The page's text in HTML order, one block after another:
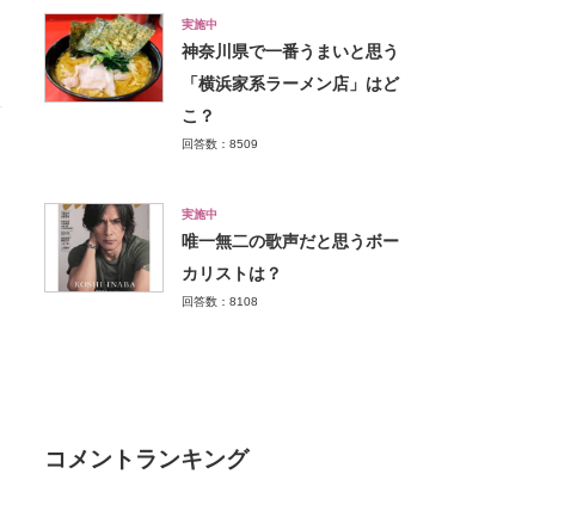
実施中
神奈川県で一番うまいと思う
「横浜家系ラーメン店」はど
こ？
回答数：8509
実施中
唯一無二の歌声だと思うボー
カリストは？
回答数：8108
コメントランキング